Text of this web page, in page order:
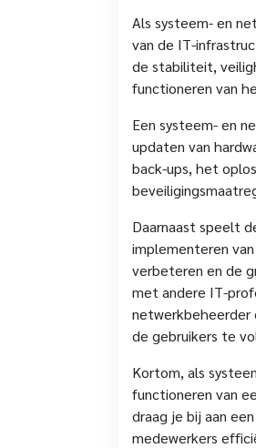
Als systeem- en
van de IT-
de stabiliteit,
functioneren van
Een systeem- en
updaten van
back-ups, het
Daarnaast speelt
implementeren
verbeteren en de
met andere IT-
netwerkbeheerder
de gebruikers te
Kortom, als
functioneren van
draag je bij aan
medewerkers